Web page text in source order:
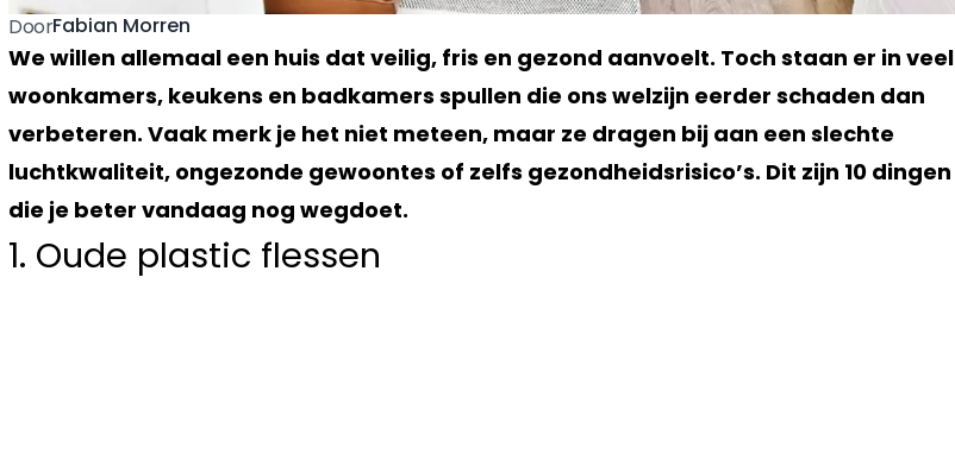
DoorFabian Morren
We willen allemaal een huis dat veilig, fris en gezond aanvoelt. Toch staan er in veel
woonkamers, keukens en badkamers spullen die ons welzijn eerder schaden dan
verbeteren. Vaak merk je het niet meteen, maar ze dragen bij aan een slechte
luchtkwaliteit, ongezonde gewoontes of zelfs gezondheidsrisico’s. Dit zijn 10 dingen
die je beter vandaag nog wegdoet.
1. Oude plastic flessen